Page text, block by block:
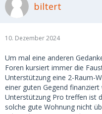
biltert
10. Dezember 2024
Um mal eine anderen
Foren kursiert immer die
Unterstützung eine 2-Raum-
einer guten Gegend
Unterstützung Pro treffen ist
solche gute Wohnung nicht